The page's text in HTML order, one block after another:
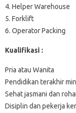
4. Helper Warehouse
5. Forklift
6. Operator Packing
Kualifikasi :
Pria atau Wanita
Pendidikan terakhir
Sehat jasmani dan
Disiplin dan pekerja